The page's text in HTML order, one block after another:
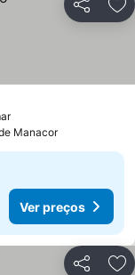
Partilhar
Manacor
Ver preços
Partilhar